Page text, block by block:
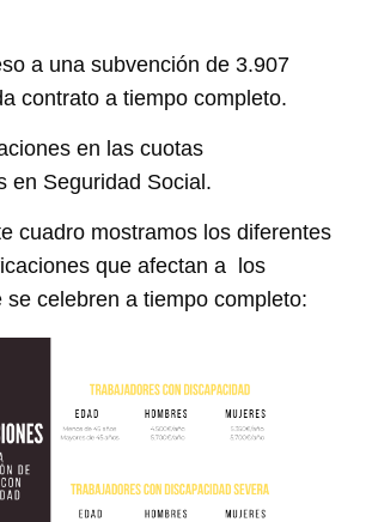
a una subvención de 3.907
contrato a tiempo completo.
en las cuotas
en Seguridad Social.
cuadro mostramos los diferentes
que afectan a los
se celebren a tiempo completo: